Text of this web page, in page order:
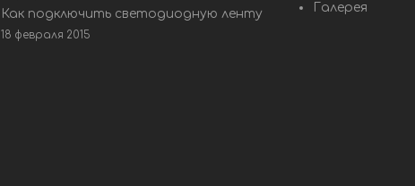
Как подключить светодиодную ленту
18 февраля 2015
Галерея